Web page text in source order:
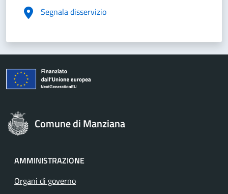
Segnala disservizio
Comune di Manziana
AMMINISTRAZIONE
Organi di governo